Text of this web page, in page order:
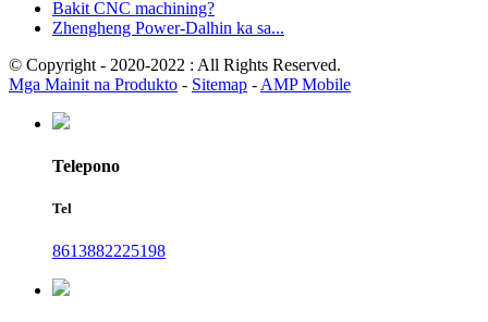
Bakit CNC machining?
Zhengheng Power-Dalhin ka sa...
© Copyright - 2020-2022 : All Rights Reserved.
Mga Mainit na Produkto - Sitemap - AMP Mobile
Telepono
Tel
8613882225198